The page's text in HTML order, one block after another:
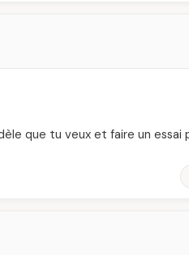
que tu veux et faire un essai